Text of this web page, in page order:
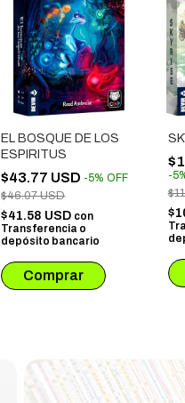
EL BOSQUE DE LOS
ESPIRITUS
$43.77 USD -5%OFF
$46.07 USD
$41.58 USD con
Transferencia o
depósito bancario
-5